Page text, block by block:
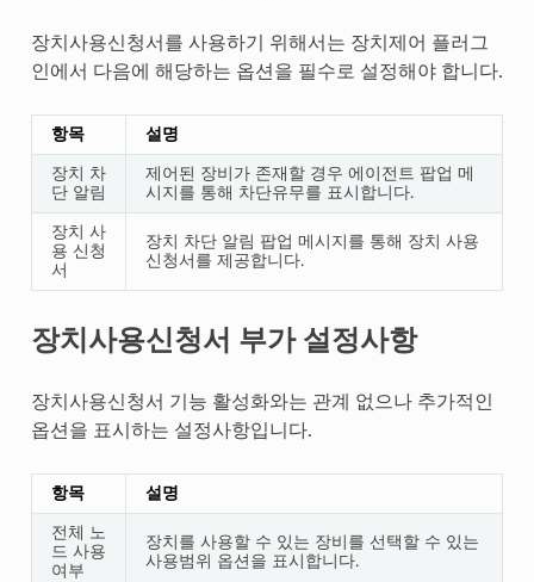
장치사용신청서를 사용하기 위해서는 장치제어 플러그
인에서 다음에 해당하는 옵션을 필수로 설정해야 합니다.
항목 설명
장치 차
단 알림
제어된 장비가 존재할 경우 에이전트 팝업 메
시지를 통해 차단유무를 표시합니다.
장치 사
용 신청
서
장치 차단 알림 팝업 메시지를 통해 장치 사용
신청서를 제공합니다.
장치사용신청서 부가 설정사항
장치사용신청서 기능 활성화와는 관계 없으나 추가적인
옵션을 표시하는 설정사항입니다.
항목 설명
전체 노
드 사용
여부
장치를 사용할 수 있는 장비를 선택할 수 있는
사용범위 옵션을 표시합니다.